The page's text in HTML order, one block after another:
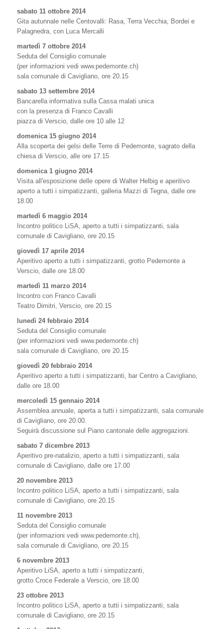
sabato 11 ottobre 2014
Gita autunnale nelle Centovalli: Rasa, Terra Vecchia, Bordei e
Palagnedra, con Luca Mercalli
martedì 7 ottobre 2014
Seduta del Consiglio comunale
(per informazioni vedi www.pedemonte.ch)
sala comunale di Cavigliano, ore 20.15
sabato 13 settembre 2014
Bancarella informativa sulla Cassa malati unica
con la presenza di Franco Cavalli
piazza di Verscio, dalle ore 10 alle 12
domenica 15 giugno 2014
Alla scoperta dei gelsi delle Terre di Pedemonte, sagrato della
chiesa di Verscio, alle ore 17.15
domenica 1 giugno 2014
Visita all'esposizione delle opere di Walter Helbig e aperitivo
aperto a tutti i simpatizzanti, galleria Mazzi di Tegna, dalle ore
18.00
martedì 6 maggio 2014
Incontro politico LiSA, aperto a tutti i simpatizzanti, sala
comunale di Cavigliano, ore 20.15
giovedì 17 aprile 2014
Aperitivo aperto a tutti i simpatizzanti, grotto Pedemonte a
Verscio, dalle ore 18.00
martedì 11 marzo 2014
Incontro con Franco Cavalli
Teatro Dimitri, Verscio, ore 20.15
lunedì 24 febbraio 2014
Seduta del Consiglio comunale
(per informazioni vedi www.pedemonte.ch)
sala comunale di Cavigliano, ore 20.15
giovedì 20 febbraio 2014
Aperitivo aperto a tutti i simpatizzanti, bar Centro a Cavigliano,
dalle ore 18.00
mercoledì 15 gennaio 2014
Assemblea annuale, aperta a tutti i simpatizzanti, sala comunale
di Cavigliano, ore 20.00.
Seguirà discussione sul Piano cantonale delle aggregazioni.
sabato 7 dicembre 2013
Aperitivo pre-natalizio, aperto a tutti i simpatizzanti, sala
comunale di Cavigliano, dalle ore 17.00
20 novembre 2013
Incontro politico LiSA, aperto a tutti i simpatizzanti, sala
comunale di Cavigliano, ore 20.15
11 novembre 2013
Seduta del Consiglio comunale
(per informazioni vedi www.pedemonte.ch),
sala comunale di Cavigliano, ore 20.15
6 novembre 2013
Aperitivo LiSA, aperto a tutti i simpatizzanti,
grotto Croce Federale a Verscio, ore 18.00
23 ottobre 2013
Incontro politico LiSA, aperto a tutti i simpatizzanti, sala
comunale di Cavigliano, ore 20.15